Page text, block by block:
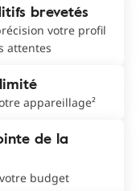
brevetés
votre profil
attentes
appareillage²
de la
budget